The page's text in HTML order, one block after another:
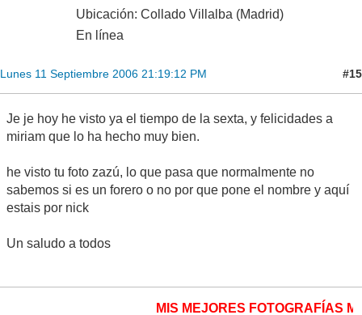
Ubicación: Collado Villalba (Madrid)
En línea
Lunes 11 Septiembre 2006 21:19:12 PM #15
Je je hoy he visto ya el tiempo de la sexta, y felicidades a
miriam que lo ha hecho muy bien.
he visto tu foto zazú, lo que pasa que normalmente no
sabemos si es un forero o no por que pone el nombre y aquí
estais por nick
Un saludo a todos
MIS MEJORES FOTOGRAFÍAS